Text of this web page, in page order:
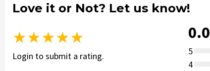
Love it or Not? Let us know!
★★★★★
Login to submit a rating.
0.0
5
4